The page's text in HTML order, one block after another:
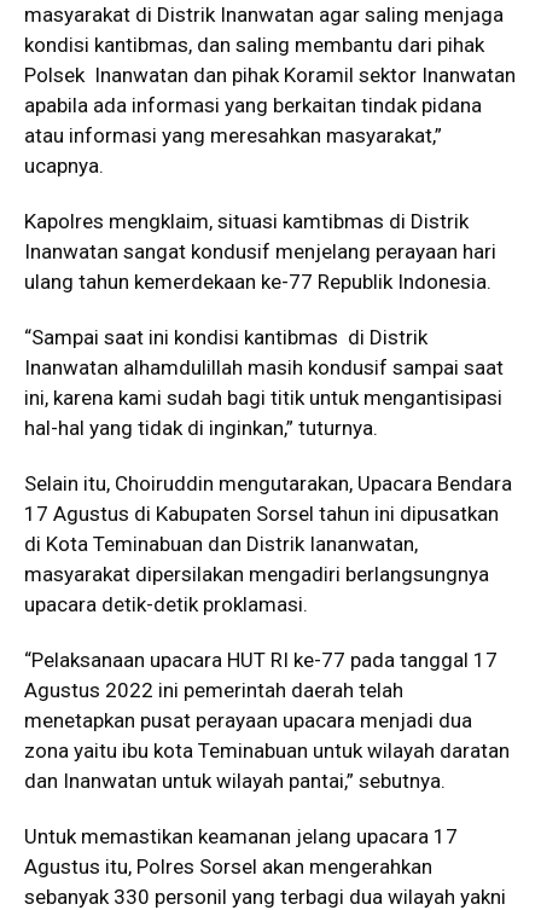
masyarakat di Distrik Inanwatan agar saling menjaga
kondisi kantibmas, dan saling membantu dari pihak
Polsek Inanwatan dan pihak Koramil sektor Inanwatan
apabila ada informasi yang berkaitan tindak pidana
atau informasi yang meresahkan masyarakat,”
ucapnya.
Kapolres mengklaim, situasi kamtibmas di Distrik
Inanwatan sangat kondusif menjelang perayaan hari
ulang tahun kemerdekaan ke-77 Republik Indonesia.
“Sampai saat ini kondisi kantibmas di Distrik
Inanwatan alhamdulillah masih kondusif sampai saat
ini, karena kami sudah bagi titik untuk mengantisipasi
hal-hal yang tidak di inginkan,” tuturnya.
Selain itu, Choiruddin mengutarakan, Upacara Bendara
17 Agustus di Kabupaten Sorsel tahun ini dipusatkan
di Kota Teminabuan dan Distrik Iananwatan,
masyarakat dipersilakan mengadiri berlangsungnya
upacara detik-detik proklamasi.
“Pelaksanaan upacara HUT RI ke-77 pada tanggal 17
Agustus 2022 ini pemerintah daerah telah
menetapkan pusat perayaan upacara menjadi dua
zona yaitu ibu kota Teminabuan untuk wilayah daratan
dan Inanwatan untuk wilayah pantai,” sebutnya.
Untuk memastikan keamanan jelang upacara 17
Agustus itu, Polres Sorsel akan mengerahkan
sebanyak 330 personil yang terbagi dua wilayah yakni